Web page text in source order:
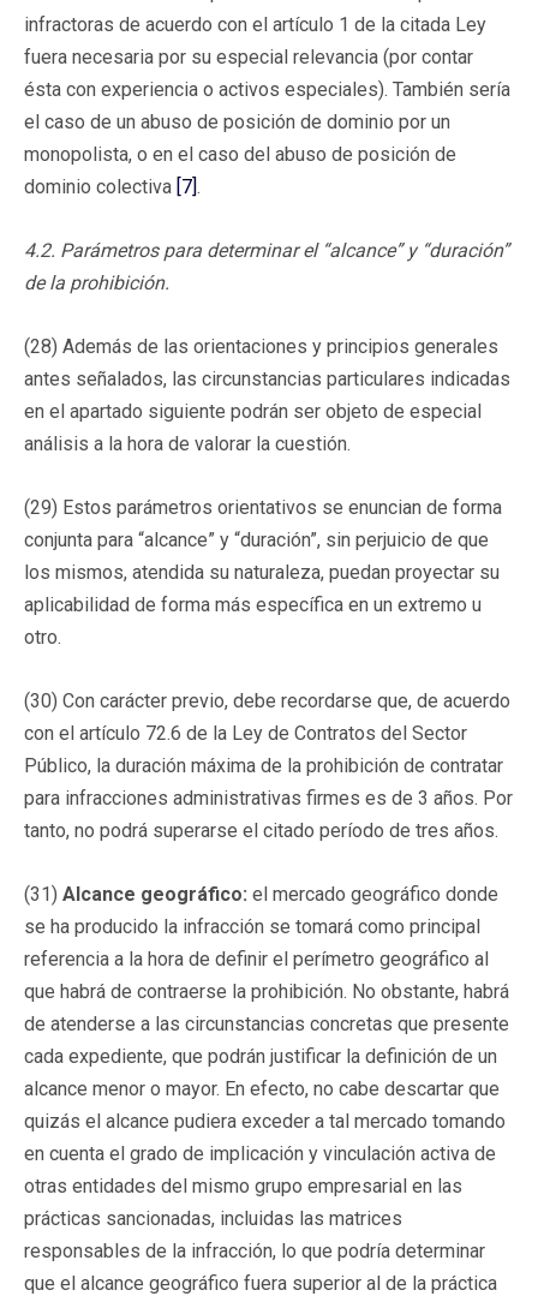
infractoras de acuerdo con el artículo 1 de la citada Ley
fuera necesaria por su especial relevancia (por contar
ésta con experiencia o activos especiales). También sería
el caso de un abuso de posición de dominio por un
monopolista, o en el caso del abuso de posición de
dominio colectiva [7].
4.2. Parámetros para determinar el “alcance” y “duración”
de la prohibición.
(28) Además de las orientaciones y principios generales
antes señalados, las circunstancias particulares indicadas
en el apartado siguiente podrán ser objeto de especial
análisis a la hora de valorar la cuestión.
(29) Estos parámetros orientativos se enuncian de forma
conjunta para “alcance” y “duración”, sin perjuicio de que
los mismos, atendida su naturaleza, puedan proyectar su
aplicabilidad de forma más específica en un extremo u
otro.
(30) Con carácter previo, debe recordarse que, de acuerdo
con el artículo 72.6 de la Ley de Contratos del Sector
Público, la duración máxima de la prohibición de contratar
para infracciones administrativas firmes es de 3 años. Por
tanto, no podrá superarse el citado período de tres años.
(31) Alcance geográfico: el mercado geográfico donde
se ha producido la infracción se tomará como principal
referencia a la hora de definir el perímetro geográfico al
que habrá de contraerse la prohibición. No obstante, habrá
de atenderse a las circunstancias concretas que presente
cada expediente, que podrán justificar la definición de un
alcance menor o mayor. En efecto, no cabe descartar que
quizás el alcance pudiera exceder a tal mercado tomando
en cuenta el grado de implicación y vinculación activa de
otras entidades del mismo grupo empresarial en las
prácticas sancionadas, incluidas las matrices
responsables de la infracción, lo que podría determinar
que el alcance geográfico fuera superior al de la práctica